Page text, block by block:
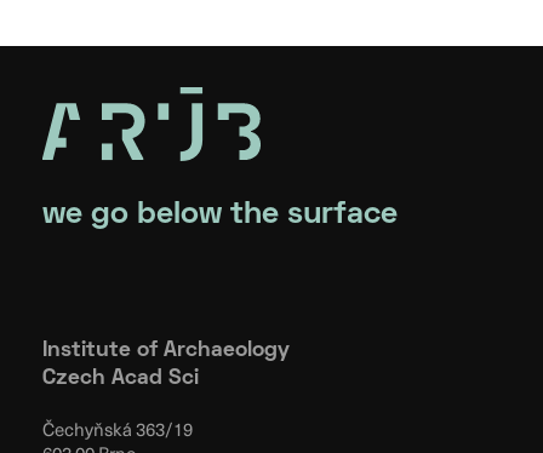
we go below the surface
Institute of Archaeology
Czech Acad Sci
Čechyňská 363/19